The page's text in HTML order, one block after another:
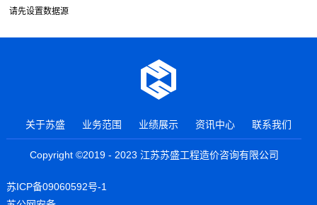
请先设置数据源
关于苏盛 业务范围 业绩展示 资讯中心 联系我们
Copyright ©2019 - 2023 江苏苏盛工程造价咨询有限公司
苏ICP备09060592号-1